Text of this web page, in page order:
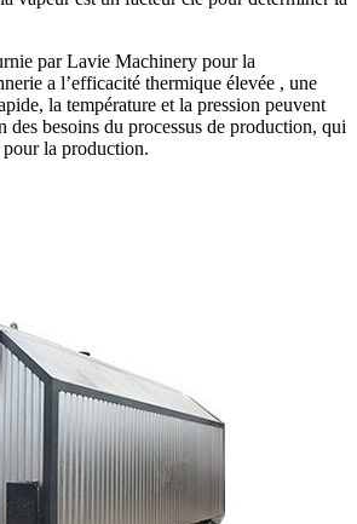
par Lavie Machinery pour la
a l’efficacité thermique élevée , une
la température et la pression peuvent
des besoins du processus de production, qui
la production.